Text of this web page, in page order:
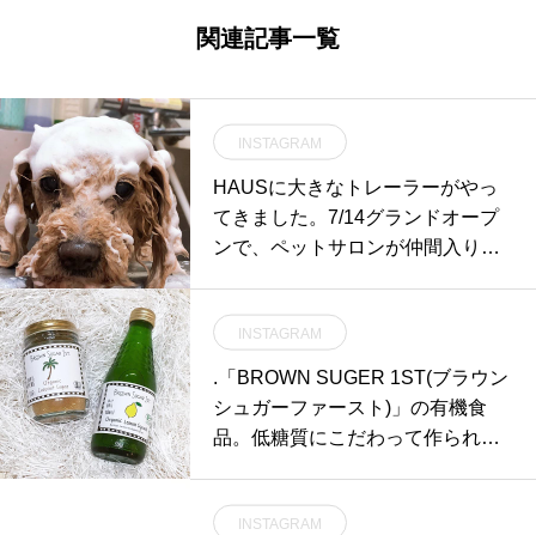
関連記事一覧
INSTAGRAM
HAUSに大きなトレーラーがやっ
てきました。7/14グランドオープ
ンで、ペットサロンが仲間入り
トリミング料金が20%offです。当
店おすすめのドッグフードパーテ
ィーアニマルが、10%offです。14
日より、トリミングに来て下さっ
2.2キロを3セットお買い求めのお
客様には、先着100名様に当店オ
INSTAGRAM
.「BROWN SUGER 1ST(ブラウン
シュガーファースト)」の有機食
品。低糖質にこだわって作られた
レモンスカッシュも同様に、有機
INSTAGRAM